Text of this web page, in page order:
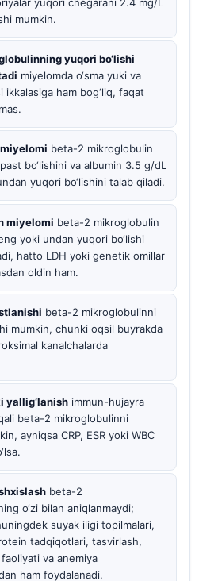
mumkin.
yuqori bo‘lishi
miyelomda o‘sma yuki va
ikkalasiga ham bog‘liq, faqat
beta-2 mikroglobulin
bo‘lishini va albumin 3.5 g/dL
yuqori bo‘lishini talab qiladi.
miyelomi beta-2 mikroglobulin
yoki undan yuqori bo‘lishi
hatto LDH yoki genetik omillar
oldin ham.
beta-2 mikroglobulinni
mumkin, chunki oqsil buyrakda
kanalchalarda
yallig‘lanish immun-hujayra
beta-2 mikroglobulinni
ayniqsa CRP, ESR yoki WBC
beta-2
o‘zi bilan aniqlanmaydi;
suyak iligi topilmalari,
tadqiqotlari, tasvirlash,
va anemiya
ham foydalanadi.